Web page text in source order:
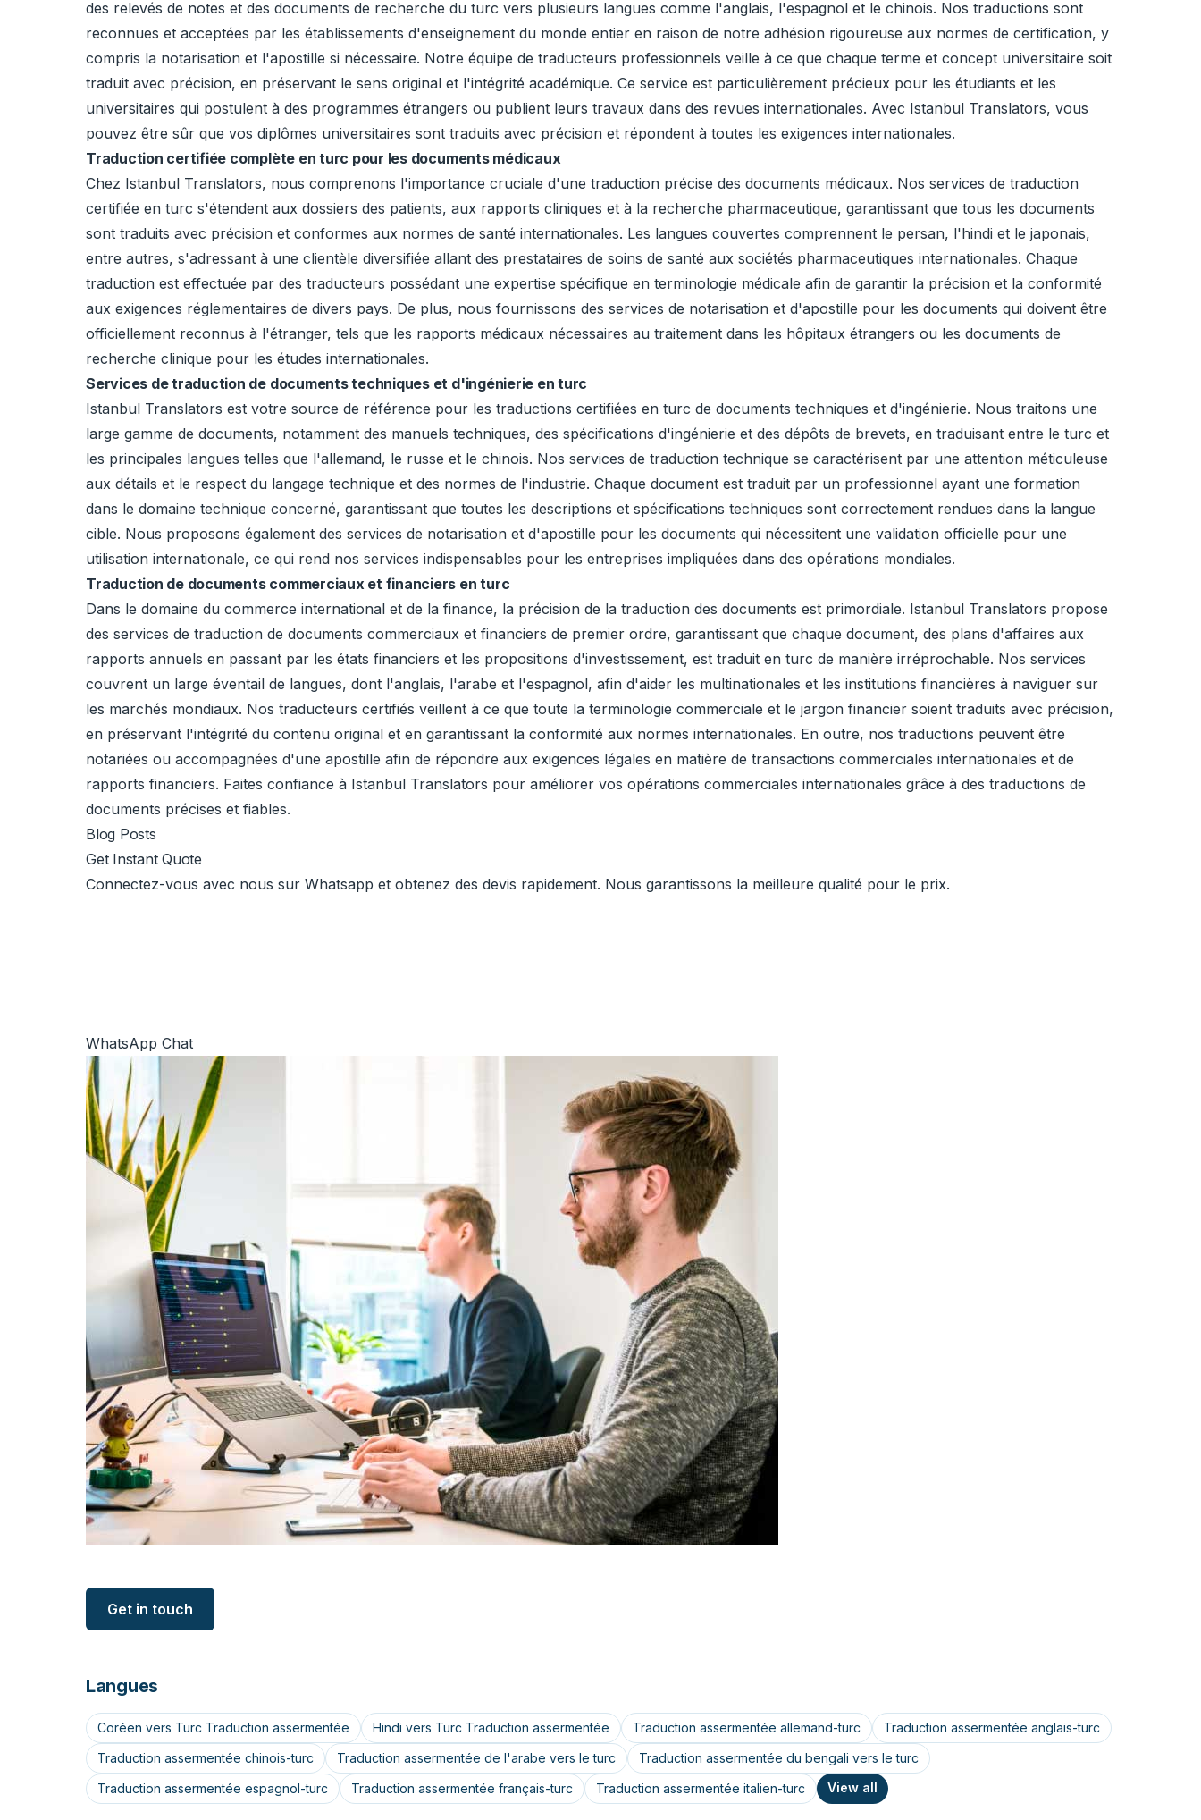
des relevés de notes et des documents de recherche du turc vers plusieurs langues comme l'anglais, l'espagnol et le chinois. Nos traductions sont
reconnues et acceptées par les établissements d'enseignement du monde entier en raison de notre adhésion rigoureuse aux normes de certification, y
compris la notarisation et l'apostille si nécessaire. Notre équipe de traducteurs professionnels veille à ce que chaque terme et concept universitaire soit
traduit avec précision, en préservant le sens original et l'intégrité académique. Ce service est particulièrement précieux pour les étudiants et les
universitaires qui postulent à des programmes étrangers ou publient leurs travaux dans des revues internationales. Avec Istanbul Translators, vous
pouvez être sûr que vos diplômes universitaires sont traduits avec précision et répondent à toutes les exigences internationales.
Traduction certifiée complète en turc pour les documents médicaux
Chez Istanbul Translators, nous comprenons l'importance cruciale d'une traduction précise des documents médicaux. Nos services de traduction
certifiée en turc s'étendent aux dossiers des patients, aux rapports cliniques et à la recherche pharmaceutique, garantissant que tous les documents
sont traduits avec précision et conformes aux normes de santé internationales. Les langues couvertes comprennent le persan, l'hindi et le japonais,
entre autres, s'adressant à une clientèle diversifiée allant des prestataires de soins de santé aux sociétés pharmaceutiques internationales. Chaque
traduction est effectuée par des traducteurs possédant une expertise spécifique en terminologie médicale afin de garantir la précision et la conformité
aux exigences réglementaires de divers pays. De plus, nous fournissons des services de notarisation et d'apostille pour les documents qui doivent être
officiellement reconnus à l'étranger, tels que les rapports médicaux nécessaires au traitement dans les hôpitaux étrangers ou les documents de
recherche clinique pour les études internationales.
Services de traduction de documents techniques et d'ingénierie en turc
Istanbul Translators est votre source de référence pour les traductions certifiées en turc de documents techniques et d'ingénierie. Nous traitons une
large gamme de documents, notamment des manuels techniques, des spécifications d'ingénierie et des dépôts de brevets, en traduisant entre le turc et
les principales langues telles que l'allemand, le russe et le chinois. Nos services de traduction technique se caractérisent par une attention méticuleuse
aux détails et le respect du langage technique et des normes de l'industrie. Chaque document est traduit par un professionnel ayant une formation
dans le domaine technique concerné, garantissant que toutes les descriptions et spécifications techniques sont correctement rendues dans la langue
cible. Nous proposons également des services de notarisation et d'apostille pour les documents qui nécessitent une validation officielle pour une
utilisation internationale, ce qui rend nos services indispensables pour les entreprises impliquées dans des opérations mondiales.
Traduction de documents commerciaux et financiers en turc
Dans le domaine du commerce international et de la finance, la précision de la traduction des documents est primordiale. Istanbul Translators propose
des services de traduction de documents commerciaux et financiers de premier ordre, garantissant que chaque document, des plans d'affaires aux
rapports annuels en passant par les états financiers et les propositions d'investissement, est traduit en turc de manière irréprochable. Nos services
couvrent un large éventail de langues, dont l'anglais, l'arabe et l'espagnol, afin d'aider les multinationales et les institutions financières à naviguer sur
les marchés mondiaux. Nos traducteurs certifiés veillent à ce que toute la terminologie commerciale et le jargon financier soient traduits avec précision,
en préservant l'intégrité du contenu original et en garantissant la conformité aux normes internationales. En outre, nos traductions peuvent être
notariées ou accompagnées d'une apostille afin de répondre aux exigences légales en matière de transactions commerciales internationales et de
rapports financiers. Faites confiance à Istanbul Translators pour améliorer vos opérations commerciales internationales grâce à des traductions de
documents précises et fiables.
Blog Posts
Get Instant Quote
Connectez-vous avec nous sur Whatsapp et obtenez des devis rapidement. Nous garantissons la meilleure qualité pour le prix.
WhatsApp Chat
Get in touch
Langues
Coréen vers Turc Traduction assermentée Hindi vers Turc Traduction assermentée Traduction assermentée allemand-turc
Traduction assermentée anglais-turc
Traduction assermentée chinois-turc
Traduction assermentée de l'arabe vers le turc
Traduction assermentée du bengali vers le turc
Traduction assermentée espagnol-turc
Traduction assermentée français-turc Traduction assermentée italien-turc View all